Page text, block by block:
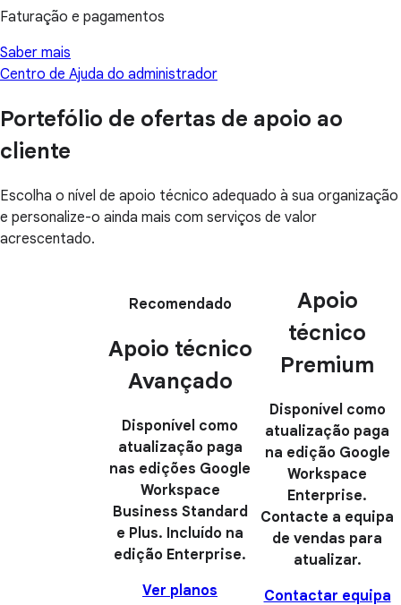
Faturação e pagamentos
Saber mais
Centro de Ajuda do administrador
Portefólio de ofertas de apoio ao
cliente
Escolha o nível de apoio técnico adequado à sua organização
e personalize-o ainda mais com serviços de valor
acrescentado.
Recomendado
Apoio técnico
Avançado
Disponível como
atualização paga
nas edições Google
Workspace
Business Standard
e Plus. Incluído na
edição Enterprise.
Ver planos
Apoio
técnico
Premium
Disponível como
atualização paga
na edição Google
Workspace
Enterprise.
Contacte a equipa
de vendas para
atualizar.
Contactar equipa